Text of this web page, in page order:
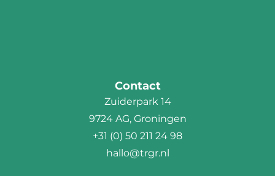
Contact
Zuiderpark 14
9724 AG, Groningen
+31 (0) 50 211 24 98
hallo@trgr.nl